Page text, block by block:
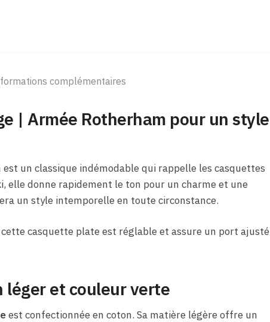
complémentaires
| Armée Rotherham pour un style
un classique indémodable qui rappelle les casquettes
elle donne rapidement le ton pour un charme et une
un style intemporelle en toute circonstance.
casquette plate est réglable et assure un port ajusté
léger et couleur verte
est confectionnée en coton. Sa matière légère offre un